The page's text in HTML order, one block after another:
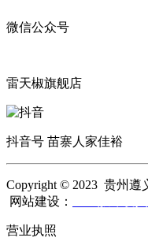
微信公众号
雷天椒旗舰店
抖音号 苗寨人家佳裕
Copyright © 2023 贵州遵
网站建设：
营业执照